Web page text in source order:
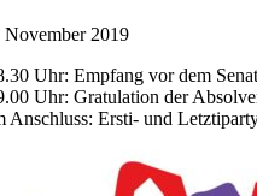
November 2019
Uhr: Empfang vor dem
Uhr: Gratulation der
Anschluss: Ersti- und